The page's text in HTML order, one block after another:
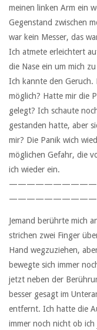
meinen linken Arm ein
Gegenstand zwischen
war kein Messer, das
Ich atmete erleichtert
die Nase ein um mich
Ich kannte den Geruch.
möglich? Hatte mir die
gelegt? Ich schaute
gestanden hatte, aber
mir? Die Panik wich
möglichen Gefahr, die
ich wieder ein.
Jemand berührte mich
strichen zwei Finger
Hand wegzuziehen,
bewegte sich immer
jetzt neben der
besser gesagt im
entfernt. Ich hatte die
immer noch nicht ob